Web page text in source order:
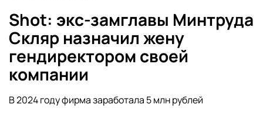
Shot: экс-замглавы Минтруда
Скляр назначил жену
гендиректором своей
компании
В 2024 году фирма заработала 5 млн рублей